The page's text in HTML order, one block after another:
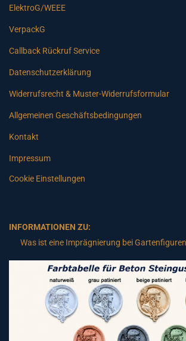
ElektroG/WEEE
VerpackG
Callback Rückruf Service
Datenschutzerklärung
Widerrufsrecht & Muster-Widerrufsformular
Allgemeinen Geschäftsbedingungen
Kontakt
Impressum
Cookie Einstellungen
INFORMATIONEN ZU:
Was ist eine Imprägnierung bei